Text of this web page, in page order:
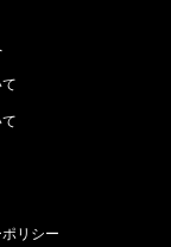
リシー